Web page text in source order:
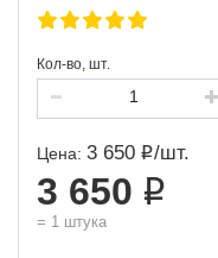
Кол-во, шт.
Цена: 3 650 /шт.
3 650
= 1 штука